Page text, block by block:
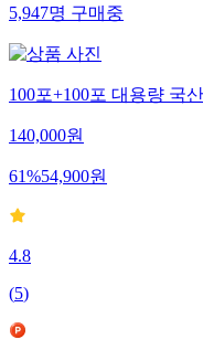
5,947명구매중
100포+100포 대용량 국
140,000원
61%54,900원
4.8
(5)